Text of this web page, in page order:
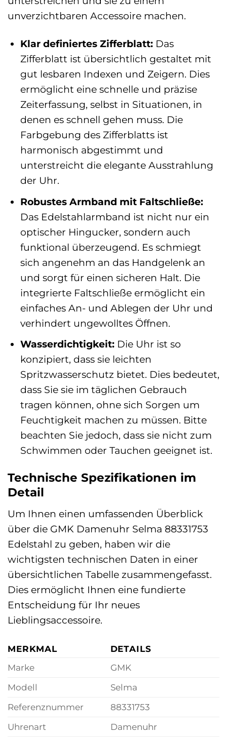
unverzichtbaren Accessoire machen.
Klar definiertes Zifferblatt:Das
Zifferblatt ist übersichtlich gestaltet mit
gut lesbaren Indexen und Zeigern. Dies
ermöglicht eine schnelle und präzise
Zeiterfassung, selbst in Situationen, in
denen es schnell gehen muss. Die
Farbgebung des Zifferblatts ist
harmonisch abgestimmt und
unterstreicht die elegante Ausstrahlung
der Uhr.
Robustes Armband mit Faltschließe:
Das Edelstahlarmband ist nicht nur ein
optischer Hingucker, sondern auch
funktional überzeugend. Es schmiegt
sich angenehm an das Handgelenk an
und sorgt für einen sicheren Halt. Die
integrierte Faltschließe ermöglicht ein
einfaches An- und Ablegen der Uhr und
verhindert ungewolltes Öffnen.
Wasserdichtigkeit:Die Uhr ist so
konzipiert, dass sie leichten
Spritzwasserschutz bietet. Dies bedeutet,
dass Sie sie im täglichen Gebrauch
tragen können, ohne sich Sorgen um
Feuchtigkeit machen zu müssen. Bitte
beachten Sie jedoch, dass sie nicht zum
Schwimmen oder Tauchen geeignet ist.
Technische Spezifikationen im
Detail
Um Ihnen einen umfassenden Überblick
über die GMK Damenuhr Selma 88331753
Edelstahl zu geben, haben wir die
wichtigsten technischen Daten in einer
übersichtlichen Tabelle zusammengefasst.
Dies ermöglicht Ihnen eine fundierte
Entscheidung für Ihr neues
Lieblingsaccessoire.
MERKMAL
DETAILS
Marke
GMK
Modell
Selma
Referenznummer
88331753
Uhrenart
Damenuhr